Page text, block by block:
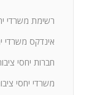
רשימת משרדי
אינדקס משרדי
חברות יחסי
משרדי יחסי